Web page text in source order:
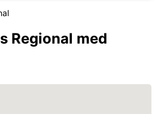
Regional med